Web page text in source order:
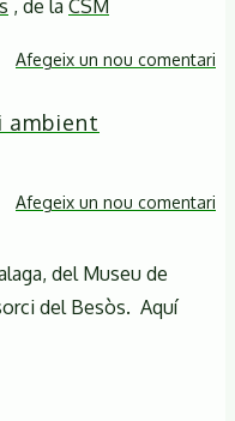
, de la CSM
Afegeix un nou comentari
ambient
Afegeix un nou comentari
del Museu de
del Besòs. Aquí